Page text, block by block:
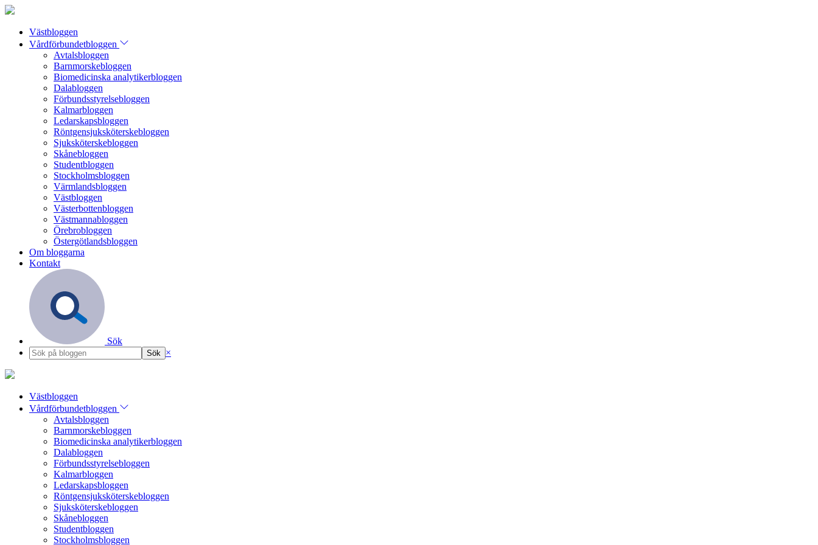
Västbloggen
Vårdförbundetbloggen
Avtalsbloggen
Barnmorskebloggen
Biomedicinska analytikerbloggen
Dalabloggen
Förbundsstyrelsebloggen
Kalmarbloggen
Ledarskapsbloggen
Röntgensjuksköterskebloggen
Sjuksköterskebloggen
Skånebloggen
Studentbloggen
Stockholmsbloggen
Värmlandsbloggen
Västbloggen
Västerbottenbloggen
Västmannabloggen
Örebrobloggen
Östergötlandsbloggen
Om bloggarna
Kontakt
Sök
×
Västbloggen
Vårdförbundetbloggen
Avtalsbloggen
Barnmorskebloggen
Biomedicinska analytikerbloggen
Dalabloggen
Förbundsstyrelsebloggen
Kalmarbloggen
Ledarskapsbloggen
Röntgensjuksköterskebloggen
Sjuksköterskebloggen
Skånebloggen
Studentbloggen
Stockholmsbloggen